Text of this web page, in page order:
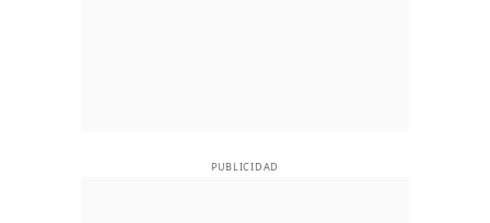
PUBLICIDAD